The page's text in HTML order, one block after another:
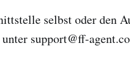
selbst oder den
support@ff-